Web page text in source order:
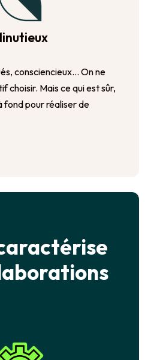
consciencieux… On ne
choisir. Mais ce qui est sûr,
fond pour réaliser de